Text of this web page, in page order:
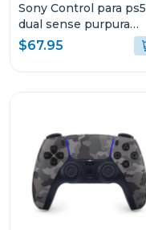
Sony Control para ps5
dual sense purpura
galactico
$67.95